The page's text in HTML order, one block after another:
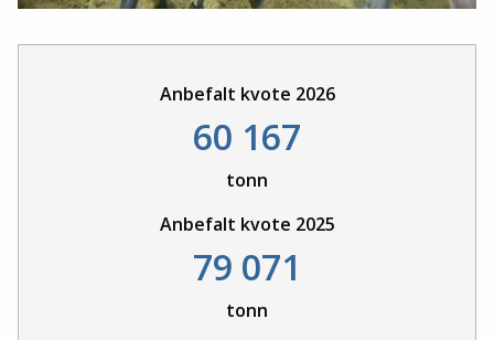
Anbefalt kvote 2026
60 167
tonn
Anbefalt kvote 2025
79 071
tonn